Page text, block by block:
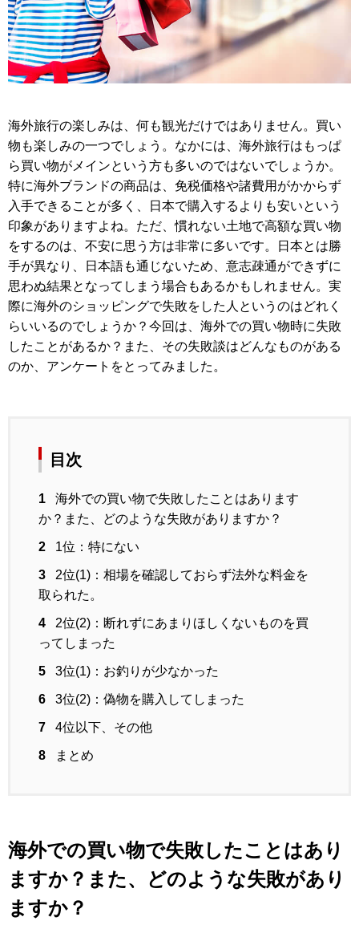
海外旅行の楽しみは、何も観光だけではありません。買い
物も楽しみの一つでしょう。なかには、海外旅行はもっぱ
ら買い物がメインという方も多いのではないでしょうか。
特に海外ブランドの商品は、免税価格や諸費用がかからず
入手できることが多く、日本で購入するよりも安いという
印象がありますよね。ただ、慣れない土地で高額な買い物
をするのは、不安に思う方は非常に多いです。日本とは勝
手が異なり、日本語も通じないため、意志疎通ができずに
思わぬ結果となってしまう場合もあるかもしれません。実
際に海外のショッピングで失敗をした人というのはどれく
らいいるのでしょうか？今回は、海外での買い物時に失敗
したことがあるか？また、その失敗談はどんなものがある
のか、アンケートをとってみました。
目次
1
海外での買い物で失敗したことはあります
か？また、どのような失敗がありますか？
2 1位：特にない
3
2位(1)：相場を確認しておらず法外な料金を
取られた。
4
2位(2)：断れずにあまりほしくないものを買
ってしまった
5 3位(1)：お釣りが少なかった
6 3位(2)：偽物を購入してしまった
7 4位以下、その他
8 まとめ
海外での買い物で失敗したことはあり
ますか？また、どのような失敗があり
ますか？